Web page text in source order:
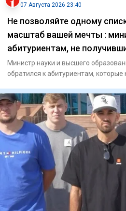
07 Августа 2026 23:40
Не позволяйте одному
масштаб вашей мечты :
абитуриентам, не
Министр науки и высшего
обратился к абитуриентам, которые